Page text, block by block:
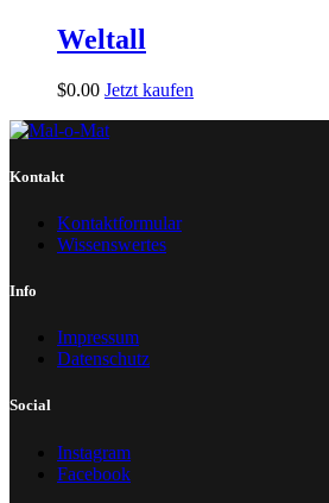
Weltall
$0.00 Jetzt kaufen
Kontakt
Kontaktformular
Wissenswertes
Info
Impressum
Datenschutz
Social
Instagram
Facebook